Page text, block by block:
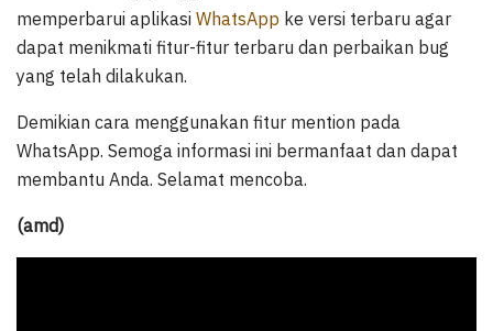
memperbarui aplikasi WhatsApp ke versi terbaru agar
dapat menikmati fitur-fitur terbaru dan perbaikan bug
yang telah dilakukan.
Demikian cara menggunakan fitur mention pada
WhatsApp. Semoga informasi ini bermanfaat dan dapat
membantu Anda. Selamat mencoba.
(amd)